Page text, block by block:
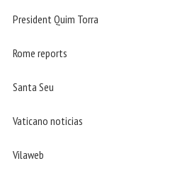
President Quim Torra
Rome reports
Santa Seu
Vaticano noticias
Vilaweb